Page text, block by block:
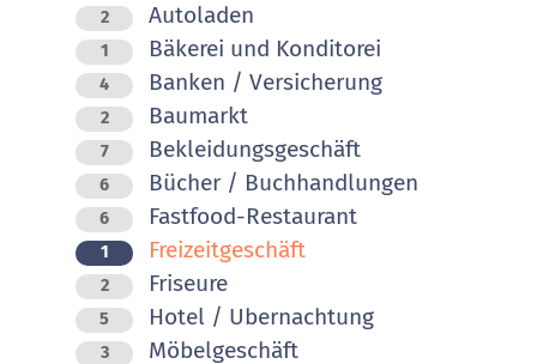
2 Autoladen
1 Bäkerei und Konditorei
4 Banken / Versicherung
2 Baumarkt
7 Bekleidungsgeschäft
6 Bücher / Buchhandlungen
6 Fastfood-Restaurant
1 Freizeitgeschäft
2 Friseure
5 Hotel / Ubernachtung
3 Möbelgeschäft